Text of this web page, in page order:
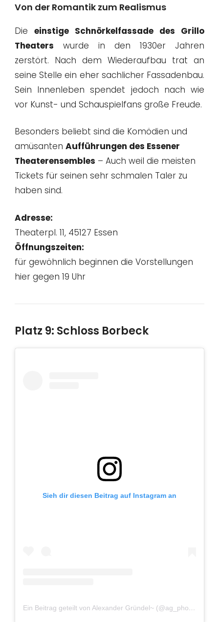
Von der Romantik zum Realismus
Die einstige Schnörkelfassade des Grillo
Theaters wurde in den 1930er Jahren
zerstört. Nach dem Wiederaufbau trat an
seine Stelle ein eher sachlicher Fassadenbau.
Sein Innenleben spendet jedoch nach wie
vor Kunst- und Schauspielfans große Freude.
Besonders beliebt sind die Komödien und
amüsanten Aufführungen des Essener
Theaterensembles – Auch weil die meisten
Tickets für seinen sehr schmalen Taler zu
haben sind.
Adresse:
Theaterpl. 11, 45127 Essen
Öffnungszeiten:
für gewöhnlich beginnen die Vorstellungen
hier gegen 19 Uhr
Platz 9: Schloss Borbeck
Sieh dir diesen Beitrag auf Instagram an
Ein Beitrag geteilt von Alexander Gründel~ (@ag_photography_dus)